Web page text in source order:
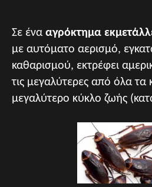
Σε ένα αγρόκτημα
με αυτόματο αερισμό,
καθαρισμού, εκτρέφει
τις μεγαλύτερες από όλα τα
μεγαλύτερο κύκλο ζωής